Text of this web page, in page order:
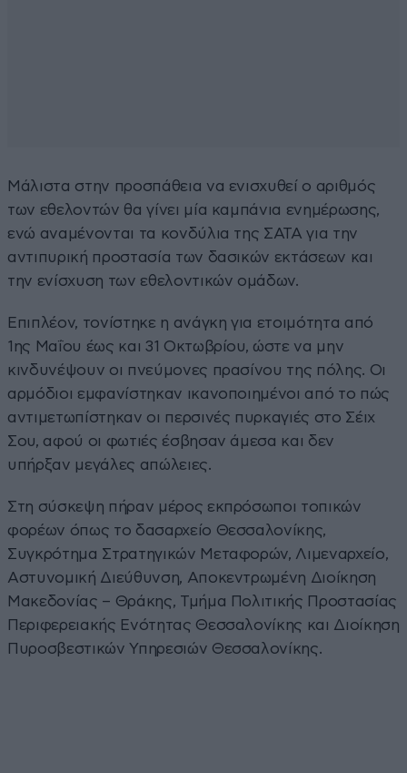
Μάλιστα στην προσπάθεια να ενισχυθεί ο αριθμός
των εθελοντών θα γίνει μία καμπάνια ενημέρωσης,
ενώ αναμένονται τα κονδύλια της ΣΑΤΑ για την
αντιπυρική προστασία των δασικών εκτάσεων και
την ενίσχυση των εθελοντικών ομάδων.
Επιπλέον, τονίστηκε η ανάγκη για ετοιμότητα από
1ης Μαΐου έως και 31 Οκτωβρίου, ώστε να μην
κινδυνέψουν οι πνεύμονες πρασίνου της πόλης. Οι
αρμόδιοι εμφανίστηκαν ικανοποιημένοι από το πώς
αντιμετωπίστηκαν οι περσινές πυρκαγιές στο Σέιχ
Σου, αφού οι φωτιές έσβησαν άμεσα και δεν
υπήρξαν μεγάλες απώλειες.
Στη σύσκεψη πήραν μέρος εκπρόσωποι τοπικών
φορέων όπως το δασαρχείο Θεσσαλονίκης,
Συγκρότημα Στρατηγικών Μεταφορών, Λιμεναρχείο,
Αστυνομική Διεύθυνση, Αποκεντρωμένη Διοίκηση
Μακεδονίας – Θράκης, Τμήμα Πολιτικής Προστασίας
Περιφερειακής Ενότητας Θεσσαλονίκης και Διοίκηση
Πυροσβεστικών Υπηρεσιών Θεσσαλονίκης.